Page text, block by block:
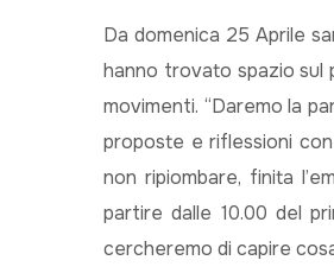
Da domenica 25 Aprile
hanno trovato spazio sul
movimenti. “Daremo la
proposte e riflessioni
non ripiombare, finita
partire dalle 10.00 del
cercheremo di capire